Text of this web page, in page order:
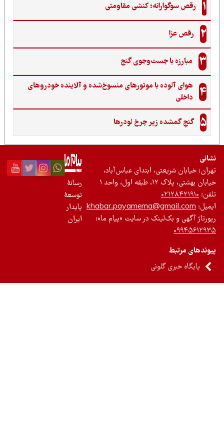
رقص سوگوارانه؛ کنشی مقاومتی
رقص عزا
مبارزه با جست‌وجوی گنج‌
هوای آلوده با موتورهای منسوخ‌شده و آلاینده خودروهای
داخلی
گنجِ گمشده زیر چرخ لودرها
خیابان شریعتی، ابتدای عباس‌آباد،
بهشتی، پلاک ۱۲، طبقه اول، واحد ۱
۰۲۱۲۸۴۲۱۹۱۰
khabar.payamema@gmail.com
آگهی و بک‌لینک در سایت «پیام ما»:
مرتبط
پایگاه خبری گلونی
توسعۀ
پایدار
ایران